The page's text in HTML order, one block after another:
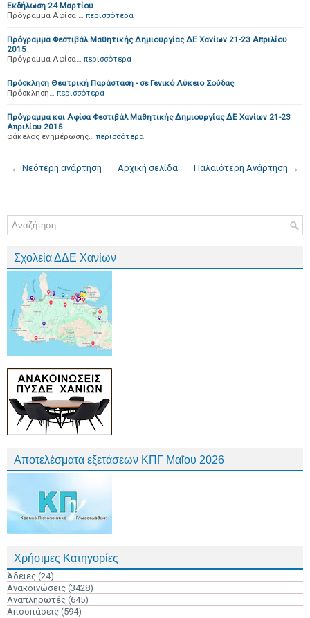
Εκδήλωση 24 Μαρτίου
Πρόγραμμα Αφίσα … περισσότερα
Πρόγραμμα Φεστιβάλ Μαθητικής Δημιουργίας ΔΕ Χανίων 21-23 Απριλίου
2015
Πρόγραμμα Αφίσα… περισσότερα
Πρόσκληση Θεατρική Παράσταση - σε Γενικό Λύκειο Σούδας
Πρόσκληση… περισσότερα
Πρόγραμμα και Αφίσα Φεστιβάλ Μαθητικής Δημιουργίας ΔΕ Χανίων 21-23
Απριλίου 2015
φάκελος ενημέρωσης… περισσότερα
← Νεότερη ανάρτηση Παλαιότερη Ανάρτηση →
Αρχική σελίδα
Σχολεία ΔΔΕ Χανίων
Αποτελέσματα εξετάσεων ΚΠΓ Μαΐου 2026
Χρήσιμες Κατηγορίες
Άδειες (24)
Ανακοινώσεις (3428)
Αναπληρωτές (645)
Αποσπάσεις (594)